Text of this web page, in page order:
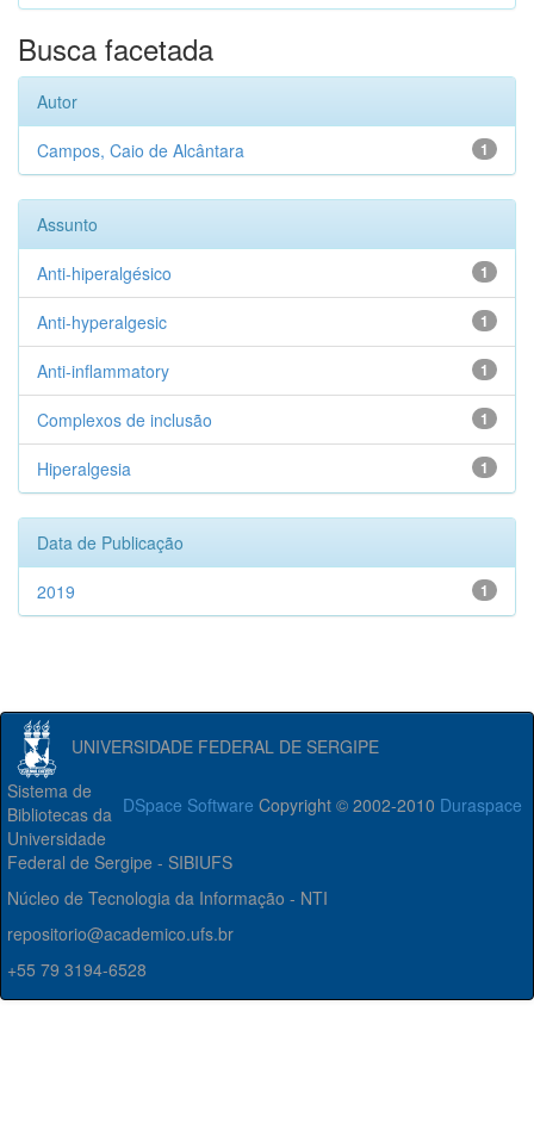
Busca facetada
Autor
1
Campos, Caio de Alcântara
Assunto
1
Anti-hiperalgésico
1
Anti-hyperalgesic
1
Anti-inflammatory
1
Complexos de inclusão
1
Hiperalgesia
Data de Publicação
1
2019
UNIVERSIDADE FEDERAL DE SERGIPE
DSpace Software Copyright © 2002-2010 Duraspace
Sistema de
Bibliotecas da
Universidade
Federal de Sergipe - SIBIUFS
Núcleo de Tecnologia da Informação - NTI
repositorio@academico.ufs.br
+55 79 3194-6528